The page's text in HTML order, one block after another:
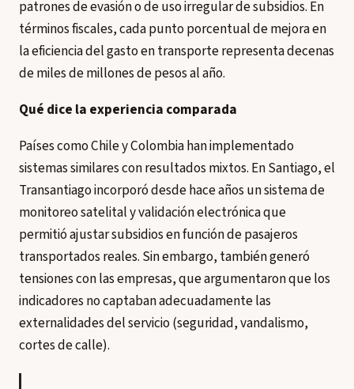
patrones de evasión o de uso irregular de subsidios. En
términos fiscales, cada punto porcentual de mejora en
la eficiencia del gasto en transporte representa decenas
de miles de millones de pesos al año.
Qué dice la experiencia comparada
Países como Chile y Colombia han implementado
sistemas similares con resultados mixtos. En Santiago, el
Transantiago incorporó desde hace años un sistema de
monitoreo satelital y validación electrónica que
permitió ajustar subsidios en función de pasajeros
transportados reales. Sin embargo, también generó
tensiones con las empresas, que argumentaron que los
indicadores no captaban adecuadamente las
externalidades del servicio (seguridad, vandalismo,
cortes de calle).